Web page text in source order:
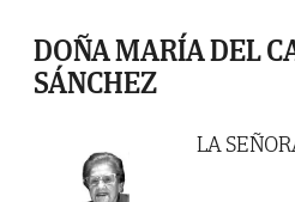
DOÑA MARÍA DEL
SÁNCHEZ
LA